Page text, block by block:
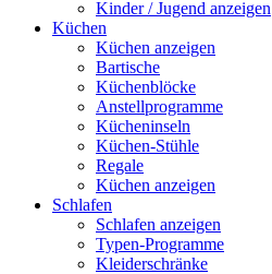
Kinder / Jugend anzeigen
Küchen
Küchen anzeigen
Bartische
Küchenblöcke
Anstellprogramme
Kücheninseln
Küchen-Stühle
Regale
Küchen anzeigen
Schlafen
Schlafen anzeigen
Typen-Programme
Kleiderschränke